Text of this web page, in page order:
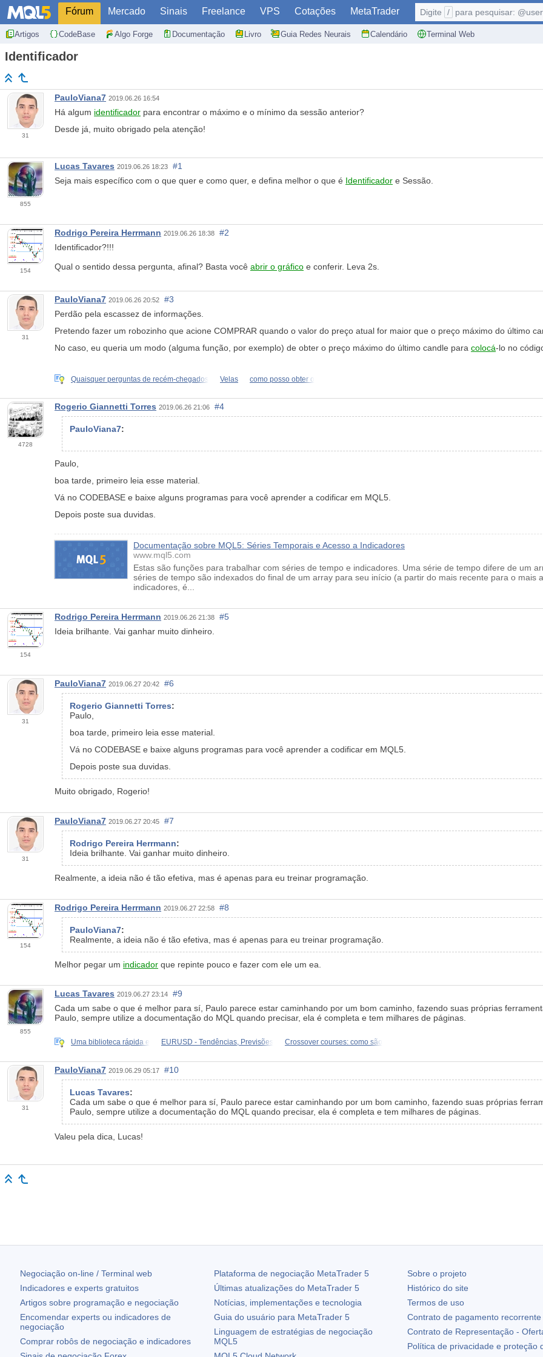
Fórum Mercado Sinais Freelance VPS Cotações MetaTrader
Artigos CodeBase Algo Forge Documentação Livro Guia Redes Neurais Calendário Terminal Web
Digite / para pesquisar:
Identificador
31
PauloViana7 2019.06.26 16:54
Há algum identificador para encontrar o máximo e o mínimo da sessão anterior?
Desde já, muito obrigado pela atenção!
855
Lucas Tavares 2019.06.26 18:23
#1
Seja mais específico com o que quer e como quer, e defina melhor o que é Identificador e Sessão.
154
Rodrigo Pereira Herrmann 2019.06.26 18:38
#2
Identificador?!!!
Qual o sentido dessa pergunta, afinal? Basta você abrir o gráfico e conferir. Leva 2s.
31
PauloViana7 2019.06.26 20:52
#3
Perdão pela escassez de informações.
Pretendo fazer um robozinho que acione COMPRAR quando o valor do preço atual for maior que o preço máximo do último
No caso, eu queria um modo (alguma função, por exemplo) de obter o preço máximo do último candle para colocá-lo no
Quaisquer perguntas de recém-chegados Velas como posso obter o
4728
Rogerio Giannetti Torres 2019.06.26 21:06 #4
PauloViana7:
Paulo,
boa tarde, primeiro leia esse material.
Vá no CODEBASE e baixe alguns programas para você aprender a codificar em MQL5.
Depois poste sua duvidas.
Documentação sobre MQL5: Séries Temporais e Acesso a Indicadores
www.mql5.com
Estas são funções para trabalhar com séries de tempo e indicadores. Uma série de tempo difere de um
séries de tempo são indexados do final de um array para seu início (a partir do mais recente para o
indicadores, é...
154
Rodrigo Pereira Herrmann 2019.06.26 21:38
#5
Ideia brilhante. Vai ganhar muito dinheiro.
31
PauloViana7 2019.06.27 20:42 #6
Rogerio Giannetti Torres:
Paulo,
boa tarde, primeiro leia esse material.
Vá no CODEBASE e baixe alguns programas para você aprender a codificar em MQL5.
Depois poste sua duvidas.
Muito obrigado, Rogerio!
31
PauloViana7 2019.06.27 20:45 #7
Rodrigo Pereira Herrmann:
Ideia brilhante. Vai ganhar muito dinheiro.
Realmente, a ideia não é tão efetiva, mas é apenas para eu treinar programação.
154
Rodrigo Pereira Herrmann 2019.06.27 22:58 #8
PauloViana7:
Realmente, a ideia não é tão efetiva, mas é apenas para eu treinar programação.
Melhor pegar um indicador que repinte pouco e fazer com ele um ea.
855
Lucas Tavares 2019.06.27 23:14
#9
Cada um sabe o que é melhor para sí, Paulo parece estar caminhando por um bom caminho, fazendo suas próprias
Paulo, sempre utilize a documentação do MQL quando precisar, ela é completa e tem milhares de páginas.
Uma biblioteca rápida e EURUSD - Tendências, Previsões Crossover courses: como são
31
PauloViana7 2019.06.29 05:17 #10
Lucas Tavares:
Cada um sabe o que é melhor para sí, Paulo parece estar caminhando por um bom caminho, fazendo suas próprias
Paulo, sempre utilize a documentação do MQL quando precisar, ela é completa e tem milhares de páginas.
Valeu pela dica, Lucas!
Negociação on-line / Terminal web
Indicadores e experts gratuitos
Artigos sobre programação e negociação
Encomendar experts ou indicadores de
negociação
Comprar robôs de negociação e indicadores
Plataforma de negociação MetaTrader 5
Últimas atualizações do MetaTrader 5
Notícias, implementações e tecnologia
Guia do usuário para MetaTrader 5
Linguagem de estratégias de negociação
MQL5
Sobre o projeto
Histórico do site
Termos de uso
Contrato de pagamento recorrente
Contrato de Representação -
Política de privacidade e proteção